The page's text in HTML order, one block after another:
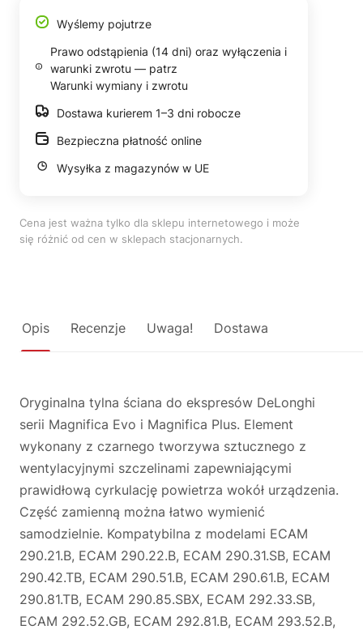
Wyślemy pojutrze
Prawo odstąpienia (14 dni) oraz wyłączenia i
warunki zwrotu — patrz
Warunki wymiany i zwrotu
Dostawa kurierem 1–3 dni robocze
Bezpieczna płatność online
Wysyłka z magazynów w UE
Cena jest ważna tylko dla sklepu internetowego i może
się różnić od cen w sklepach stacjonarnych.
Opis Recenzje Uwaga! Dostawa
Oryginalna tylna ściana do ekspresów DeLonghi
serii Magnifica Evo i Magnifica Plus. Element
wykonany z czarnego tworzywa sztucznego z
wentylacyjnymi szczelinami zapewniającymi
prawidłową cyrkulację powietrza wokół urządzenia.
Część zamienną można łatwo wymienić
samodzielnie. Kompatybilna z modelami ECAM
290.21.B, ECAM 290.22.B, ECAM 290.31.SB, ECAM
290.42.TB, ECAM 290.51.B, ECAM 290.61.B, ECAM
290.81.TB, ECAM 290.85.SBX, ECAM 292.33.SB,
ECAM 292.52.GB, ECAM 292.81.B, ECAM 293.52.B,